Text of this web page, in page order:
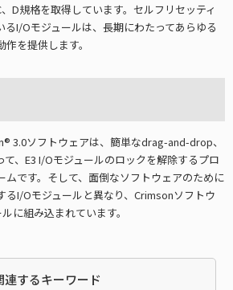
D規格を取得しています。セルフリセッティ
るI/Oモジュールは、長期にわたってあらゆる
を提供します。
3.0ソフトウェアは、簡単なdrag-and-drop、
、E3 I/Oモジュールのロックを解除するプロ
ムです。そして、面倒なソフトウェアのために
るI/Oモジュールと異なり、Crimsonソフトウ
に組み込まれています。
連するキーワード